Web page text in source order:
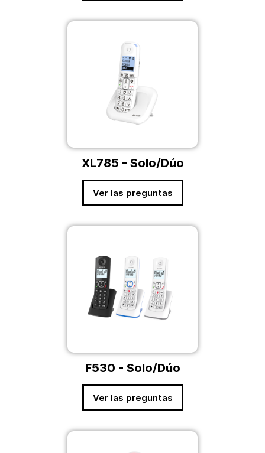
XL785 - Solo/Dúo
Ver las preguntas
F530 - Solo/Dúo
Ver las preguntas